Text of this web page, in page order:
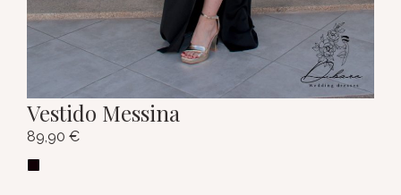
Vestido Messina
89,90 €